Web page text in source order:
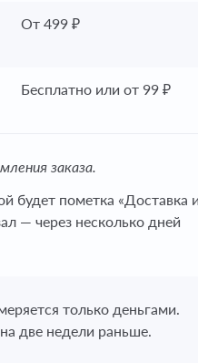
От 499 ₽
Бесплатно или от 99 ₽
заказа.
будет пометка «Доставка
— через несколько дней
только деньгами.
две недели раньше.